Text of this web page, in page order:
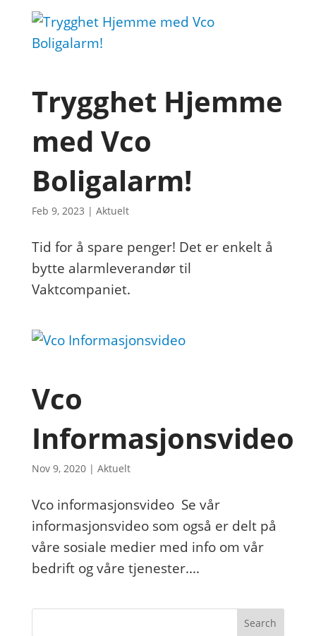
Trygghet Hjemme
med Vco
Boligalarm!
Feb 9, 2023 | Aktuelt
Tid for å spare penger! Det er enkelt å
bytte alarmleverandør til
Vaktcompaniet.
Vco
Informasjonsvideo
Nov 9, 2020| Aktuelt
Vco informasjonsvideo Se vår
informasjonsvideo som også er delt på
våre sosiale medier med info om vår
bedrift og våre tjenester....